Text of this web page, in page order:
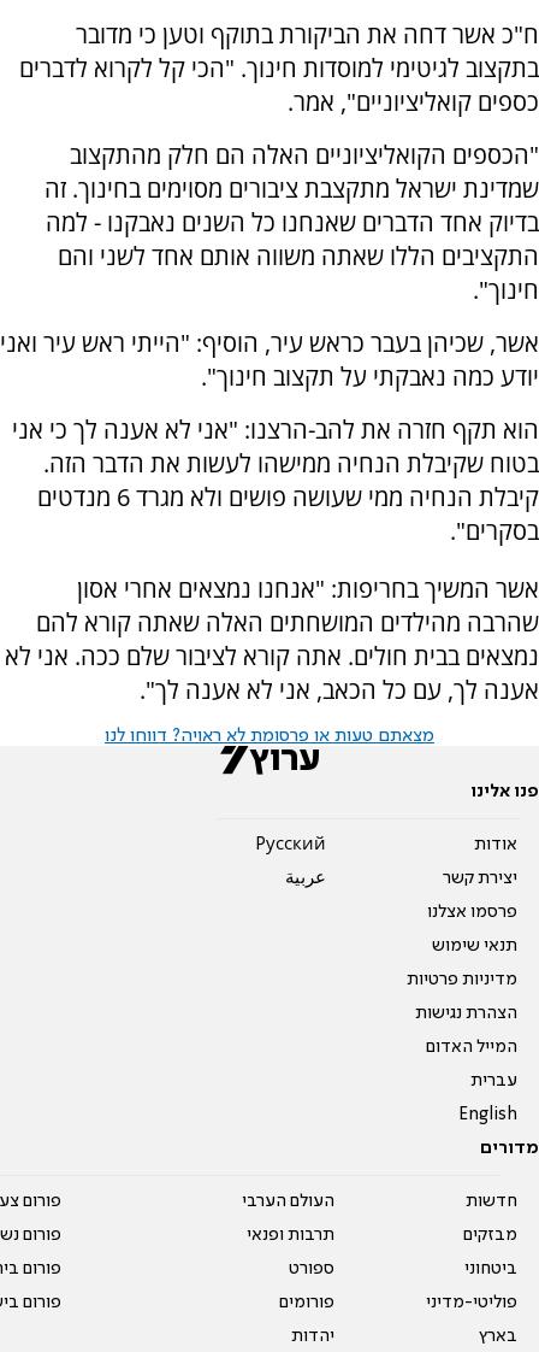
ח"כ אשר דחה את הביקורת בתוקף וטען כי מדובר
בתקצוב לגיטימי למוסדות חינוך. "הכי קל לקרוא לדברים
כספים קואליציוניים", אמר.
"הכספים הקואליציוניים האלה הם חלק מהתקצוב
שמדינת ישראל מתקצבת ציבורים מסוימים בחינוך. זה
בדיוק אחד הדברים שאנחנו כל השנים נאבקנו - למה
התקציבים הללו שאתה משווה אותם אחד לשני והם
חינוך".
אשר, שכיהן בעבר כראש עיר, הוסיף: "הייתי ראש עיר ואני
יודע כמה נאבקתי על תקצוב חינוך".
הוא תקף חזרה את להב-הרצנו: "אני לא אענה לך כי אני
בטוח שקיבלת הנחיה ממישהו לעשות את הדבר הזה.
קיבלת הנחיה ממי שעושה פושים ולא מגרד 6 מנדטים
בסקרים".
אשר המשיך בחריפות: "אנחנו נמצאים אחרי אסון
שהרבה מהילדים המושחתים האלה שאתה קורא להם
נמצאים בבית חולים. אתה קורא לציבור שלם ככה. אני לא
אענה לך, עם כל הכאב, אני לא אענה לך".
מצאתם טעות או פרסומת לא ראויה? דווחו לנו
פנו אלינו
אודות
יצירת קשר
פרסמו אצלנו
תנאי שימוש
מדיניות פרטיות
הצהרת נגישות
המייל האדום
עברית
English
Pусский
عربية
מדורים
חדשות
מבזקים
ביטחוני
פוליטי-מדיני
בארץ
העולם הערבי
תרבות ופנאי
ספורט
פורומים
יהדות
פורום
פורום
פורום
פורום